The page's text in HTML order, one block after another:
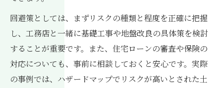
回避策としては、まずリスクの種類と程度を正確に把握
し、工務店と一緒に基礎工事や地盤改良の具体策を検討
することが重要です。また、住宅ローンの審査や保険の
対応についても、事前に相談しておくと安心です。実際
の事例では、ハザードマップでリスクが高いとされた土